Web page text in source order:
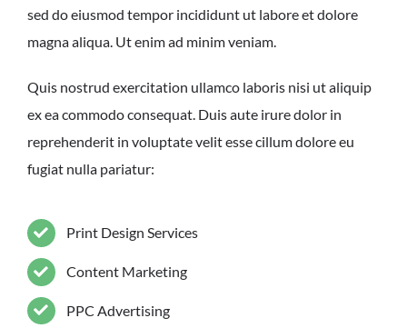
sed do eiusmod tempor incididunt ut labore et dolore
magna aliqua. Ut enim ad minim veniam.
Quis nostrud exercitation ullamco laboris nisi ut aliquip
ex ea commodo consequat. Duis aute irure dolor in
reprehenderit in voluptate velit esse cillum dolore eu
fugiat nulla pariatur:
Print Design Services
Content Marketing
PPC Advertising